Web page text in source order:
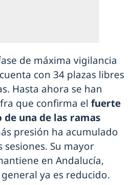
de máxima vigilancia
con 34 plazas libres
Hasta ahora se han
que confirma el fuerte
una de las ramas
presión ha acumulado
Su mayor
en Andalucía,
ya es reducido.